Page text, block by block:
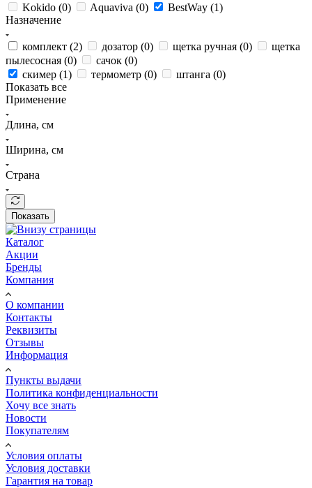
Kokido (0) Aquaviva (0) BestWay (1)
Назначение
комплект (2) дозатор (0) щетка ручная (0)
щетка
пылесосная (0) сачок (0)
скимер (1) термометр (0) штанга (0)
Показать все
Применение
Длина, см
Ширина, см
Страна
Показать
Каталог
Акции
Бренды
Компания
О компании
Контакты
Реквизиты
Отзывы
Информация
Пункты выдачи
Политика конфиденциальности
Хочу все знать
Новости
Покупателям
Условия оплаты
Условия доставки
Гарантия на товар